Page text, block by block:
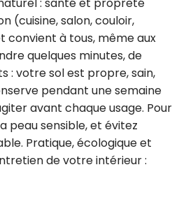
(cuisine, salon, couloir,
à tous, même aux
quelques minutes, de
: votre sol est propre, sain,
pendant une semaine
avant chaque usage. Pour
peau sensible, et évitez
Pratique, écologique et
de votre intérieur :